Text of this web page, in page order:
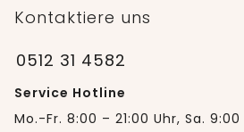
Kontaktiere uns
0512 31 4582
Service Hotline
Mo.-Fr. 8:00 – 21:00 Uhr, Sa. 9:00